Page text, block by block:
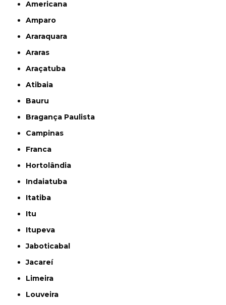
Americana
Amparo
Araraquara
Araras
Araçatuba
Atibaia
Bauru
Bragança Paulista
Campinas
Franca
Hortolândia
Indaiatuba
Itatiba
Itu
Itupeva
Jaboticabal
Jacareí
Limeira
Louveira